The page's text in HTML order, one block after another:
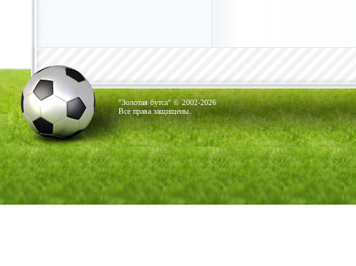
"Золотая бутса" © 2002-2026
Все права защищены.